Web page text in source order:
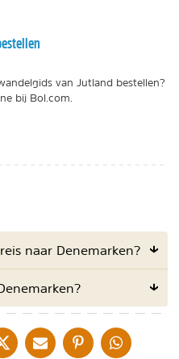
van Jutland bestellen?
bij Bol.com.
naar Denemarken?
FACEBOOK
DELEN OP XDELEN VIA DE MAIL
DELEN OP PINTEREST
DELEN OP